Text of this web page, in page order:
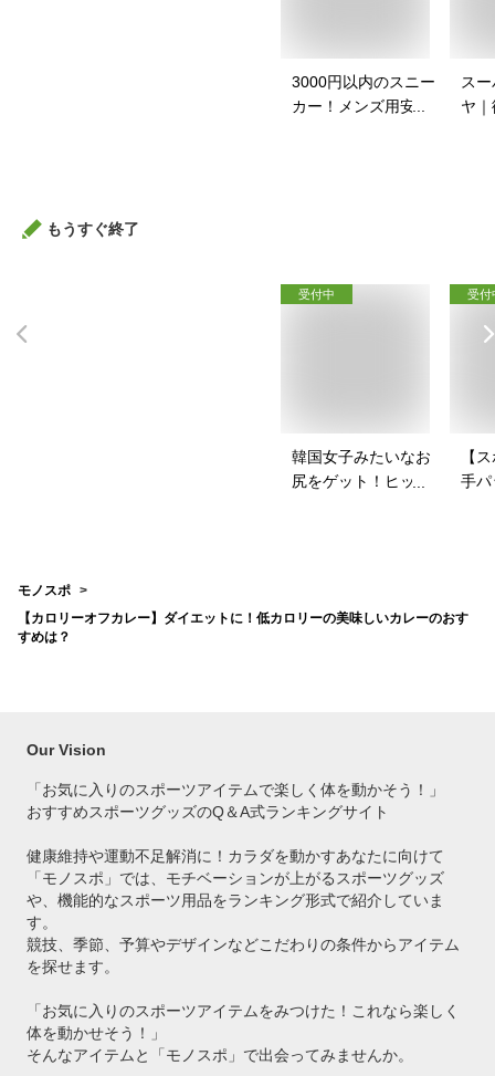
3000円以内のスニー
カー！メンズ用安い
ス
ヤ
もうすぐ終了
受付中
韓国女子みたいなお
尻をゲット！ヒップ
受付
【
手パ
モノスポ
【カロリーオフカレー】ダイエットに！低カロリーの美味しいカレーのおす
すめは？
Our Vision
「お気に入りのスポーツアイテムで楽しく体を動かそう！」
おすすめスポーツグッズのQ＆A式ランキングサイト
健康維持や運動不足解消に！カラダを動かすあなたに向けて
「モノスポ」では、モチベーションが上がるスポーツグッズ
や、機能的なスポーツ用品をランキング形式で紹介していま
す。
競技、季節、予算やデザインなどこだわりの条件からアイテム
を探せます。
「お気に入りのスポーツアイテムをみつけた！これなら楽しく
体を動かせそう！」
そんなアイテムと「モノスポ」で出会ってみませんか。